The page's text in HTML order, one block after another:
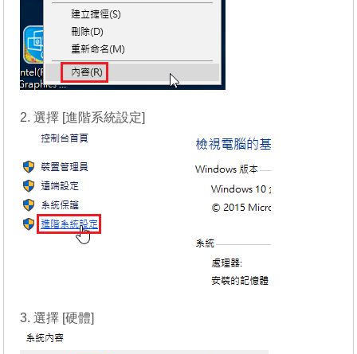
2. 選擇 [進階系統設定]
3. 選擇 [硬體]